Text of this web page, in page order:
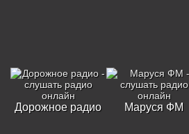
Дорожное радио
Маруся ФМ